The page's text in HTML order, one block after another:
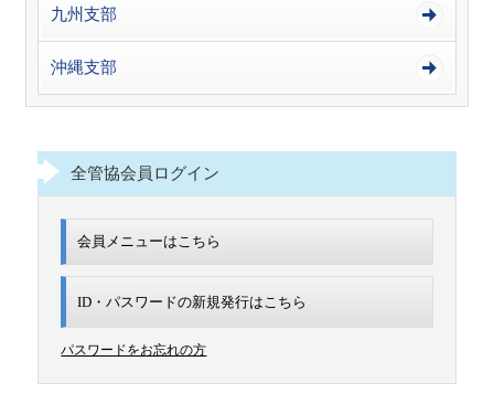
九州支部
沖縄支部
全管協会員ログイン
会員メニューはこちら
ID・パスワードの新規発行はこちら
パスワードをお忘れの方